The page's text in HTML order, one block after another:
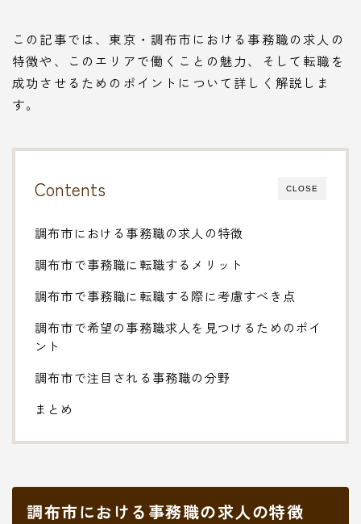
この記事では、東京・調布市における事務職の求人の
特徴や、このエリアで働くことの魅力、そして転職を
成功させるためのポイントについて詳しく解説しま
す。
CLOSE
Contents
調布市における事務職の求人の特徴
調布市で事務職に転職するメリット
調布市で事務職に転職する際に考慮すべき点
調布市で希望の事務職求人を見つけるためのポイ
ント
調布市で注目される事務職の分野
まとめ
調布市における事務職の求人の特徴